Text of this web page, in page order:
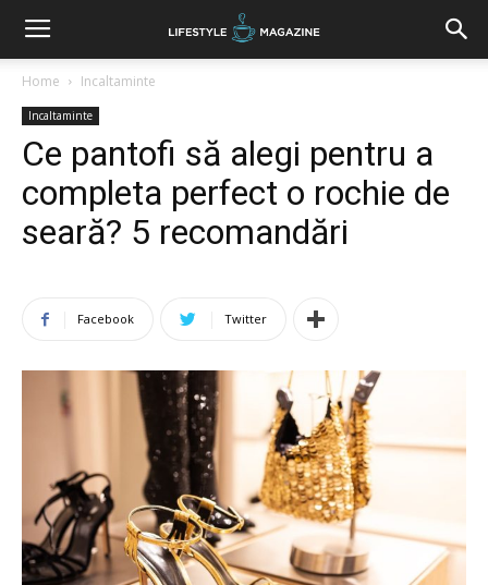
Home Incaltaminte
Incaltaminte
Ce pantofi să alegi pentru a
completa perfect o rochie de
seară? 5 recomandări
Facebook Twitter